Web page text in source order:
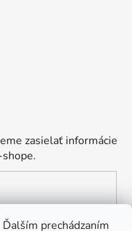
prechádzaním
zasielať informácie
podmienkami ochrany